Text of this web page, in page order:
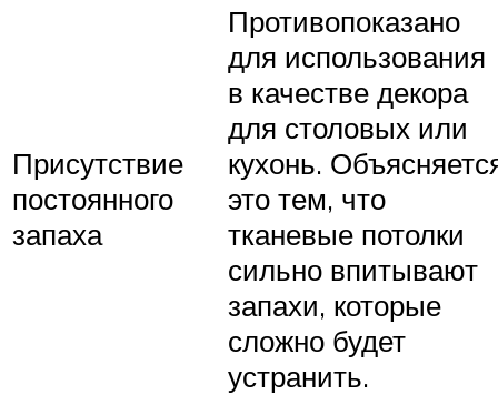
Присутствие
постоянного
запаха
Противопоказано
для использования
в качестве декора
для столовых или
кухонь.
это тем, что
тканевые потолки
сильно впитывают
запахи, которые
сложно будет
устранить.